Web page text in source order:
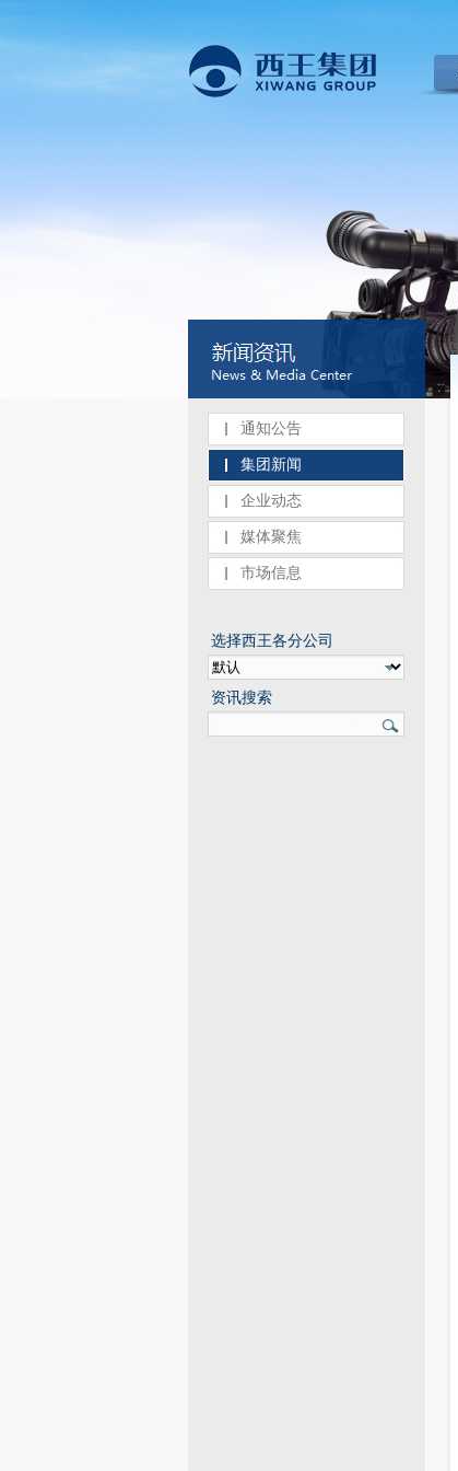
通知公告
集团新闻
企业动态
媒体聚焦
市场信息
选择西王各分公司
资讯搜索